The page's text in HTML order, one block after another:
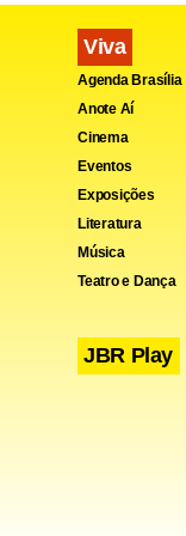
Na sua
cometido
família por
proveito
propriedade
Viva
Agenda Brasília
Anote Aí
Cinema
Eventos
Exposições
Literatura
Música
Teatro e Dança
JBR Play